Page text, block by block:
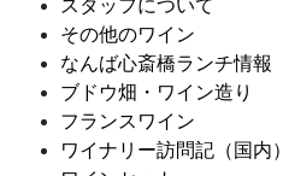
スタッフについて
その他のワイン
なんば心斎橋ランチ情報
ブドウ畑・ワイン造り
フランスワイン
ワイナリー訪問記（国内）